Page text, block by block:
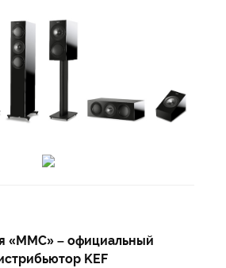
«ММС» – официальный
KEF